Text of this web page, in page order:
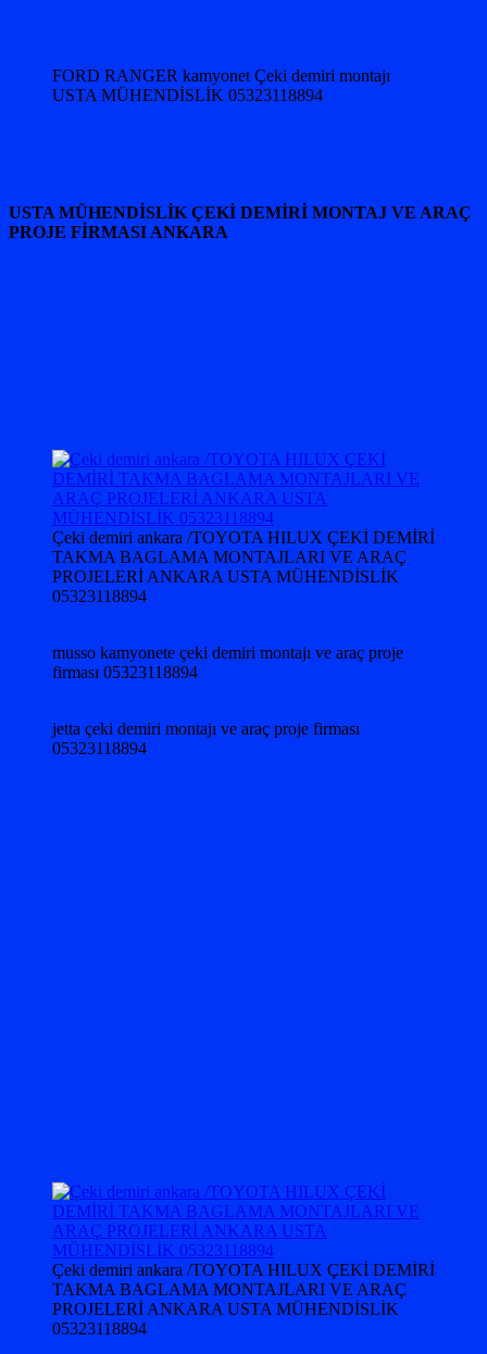
FORD RANGER kamyonet Çeki demiri montajı
USTA MÜHENDİSLİK 05323118894
USTA MÜHENDİSLİK ÇEKİ DEMİRİ MONTAJ VE ARAÇ
PROJE FİRMASI ANKARA
Çeki demiri ankara /TOYOTA HILUX ÇEKİ DEMİRİ
TAKMA BAGLAMA MONTAJLARI VE ARAÇ
PROJELERİ ANKARA USTA MÜHENDİSLİK
05323118894
musso kamyonete çeki demiri montajı ve araç proje
firması 05323118894
jetta çeki demiri montajı ve araç proje firması
05323118894
Çeki demiri ankara /TOYOTA HILUX ÇEKİ DEMİRİ
TAKMA BAGLAMA MONTAJLARI VE ARAÇ
PROJELERİ ANKARA USTA MÜHENDİSLİK
05323118894